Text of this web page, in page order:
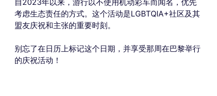
自2023年以来，游行以不使用机动彩车而闻名，优先
考虑生态责任的方式。这个活动是LGBTQIA+社区及其
盟友庆祝和主张的重要时刻。
别忘了在日历上标记这个日期，并享受那周在巴黎举行
的庆祝活动！